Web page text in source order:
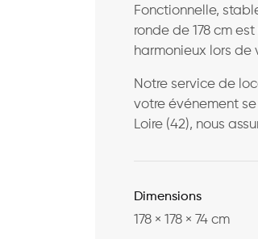
Fonctionnelle,
ronde de 178 cm
harmonieux lors de
Notre service de
votre événement se
Loire (42), nous
Dimensions
178 × 178 × 74 cm